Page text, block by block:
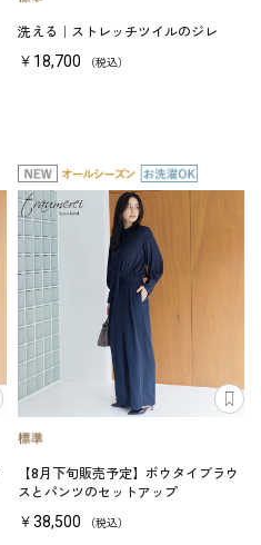
洗える｜ストレッチツイルのジレ
￥18,700 （税込）
【8月下旬販売予定】ボウタイブラウ
スとパンツのセットアップ
￥38,500 （税込）